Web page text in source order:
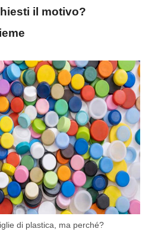
il motivo?
di plastica, ma perché?